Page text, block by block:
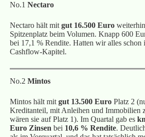
No.1 Nectaro
Nectaro hält mit gut 16.500 Euro
Spitzenplatz beim Volumen. Knapp 600
bei 17,1 % Rendite. Hatten wir alles schon
Cashflow-Kapitel.
No.2 Mintos
Mintos hält mit gut 13.500 EuroPlatz 2
Kreditanteil, mit Anleihen und Immobilien
wären sie auf Platz 1). Im Quartal gab es
Euro Zinsen bei 10,6 % Rendite.